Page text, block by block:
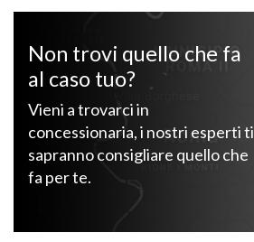
Non trovi quello che fa
al caso tuo?
Vieni a trovarci in
concessionaria, i nostri esperti ti
sapranno consigliare quello che
fa per te.